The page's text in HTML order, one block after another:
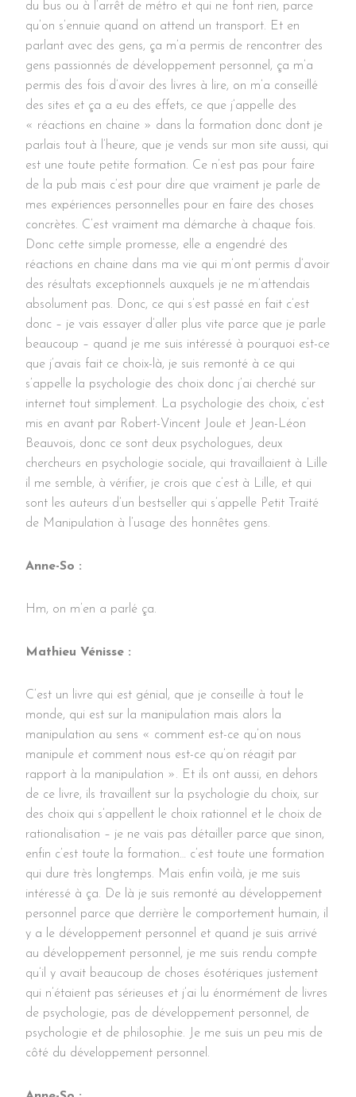
du bus ou à l’arrêt de métro et qui ne font rien, parce
qu’on s’ennuie quand on attend un transport. Et en
parlant avec des gens, ça m’a permis de rencontrer des
gens passionnés de développement personnel, ça m’a
permis des fois d’avoir des livres à lire, on m’a conseillé
des sites et ça a eu des effets, ce que j’appelle des
« réactions en chaine » dans la formation donc dont je
parlais tout à l’heure, que je vends sur mon site aussi, qui
est une toute petite formation. Ce n’est pas pour faire
de la pub mais c’est pour dire que vraiment je parle de
mes expériences personnelles pour en faire des choses
concrètes. C’est vraiment ma démarche à chaque fois.
Donc cette simple promesse, elle a engendré des
réactions en chaine dans ma vie qui m’ont permis d’avoir
des résultats exceptionnels auxquels je ne m’attendais
absolument pas. Donc, ce qui s’est passé en fait c’est
donc – je vais essayer d’aller plus vite parce que je parle
beaucoup – quand je me suis intéressé à pourquoi est-ce
que j’avais fait ce choix-là, je suis remonté à ce qui
s’appelle la psychologie des choix donc j’ai cherché sur
internet tout simplement. La psychologie des choix, c’est
mis en avant par Robert-Vincent Joule et Jean-Léon
Beauvois, donc ce sont deux psychologues, deux
chercheurs en psychologie sociale, qui travaillaient à Lille
il me semble, à vérifier, je crois que c’est à Lille, et qui
sont les auteurs d’un bestseller qui s’appelle Petit Traité
de Manipulation à l’usage des honnêtes gens.
Anne-So :
Hm, on m’en a parlé ça.
Mathieu Vénisse :
C’est un livre qui est génial, que je conseille à tout le
monde, qui est sur la manipulation mais alors la
manipulation au sens « comment est-ce qu’on nous
manipule et comment nous est-ce qu’on réagit par
rapport à la manipulation ». Et ils ont aussi, en dehors
de ce livre, ils travaillent sur la psychologie du choix, sur
des choix qui s’appellent le choix rationnel et le choix de
rationalisation – je ne vais pas détailler parce que sinon,
enfin c’est toute la formation… c’est toute une formation
qui dure très longtemps. Mais enfin voilà, je me suis
intéressé à ça. De là je suis remonté au développement
personnel parce que derrière le comportement humain, il
y a le développement personnel et quand je suis arrivé
au développement personnel, je me suis rendu compte
qu’il y avait beaucoup de choses ésotériques justement
qui n’étaient pas sérieuses et j’ai lu énormément de livres
de psychologie, pas de développement personnel, de
psychologie et de philosophie. Je me suis un peu mis de
côté du développement personnel.